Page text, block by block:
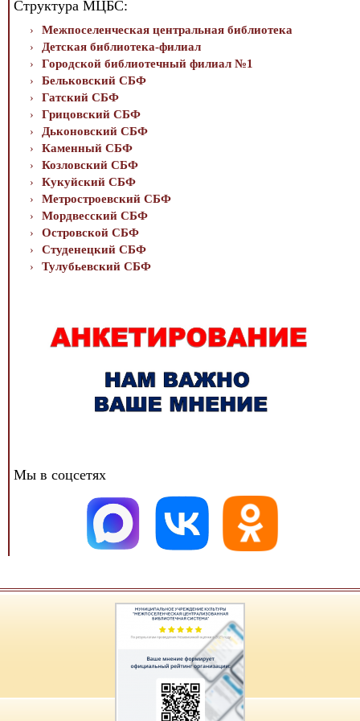
Структура МЦБС:
Межпоселенческая центральная библиотека
Детская библиотека-филиал
Городской библиотечный филиал №1
Бельковский СБФ
Гатский СБФ
Грицовский СБФ
Дьконовский СБФ
Каменный СБФ
Козловский СБФ
Кукуйский СБФ
Метростроевский СБФ
Мордвесский СБФ
Островской СБФ
Студенецкий СБФ
Тулубьевский СБФ
Мы в соцсетях